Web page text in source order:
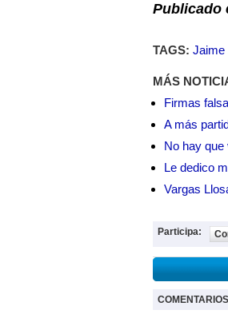
Publicado
TAGS: Jaime
MÁS
Firmas
A más
No hay que
Le dedico
Vargas
Participa:
COMENTARIOS